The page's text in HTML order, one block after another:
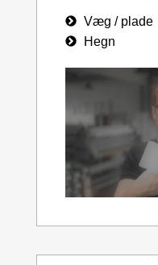
Væg / plade
Hegn